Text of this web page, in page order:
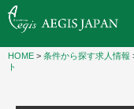
HOME > 条件から探す求人情報
ト